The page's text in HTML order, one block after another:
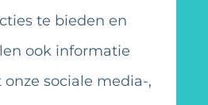
te bieden en
ook informatie
sociale media-,